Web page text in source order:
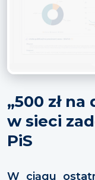
„500 zł
w sieci
PiS
W ciągu